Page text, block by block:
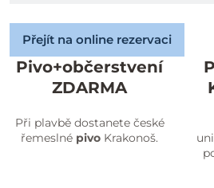
Přejít na online rezervaci
Pivo+občerstvení
ZDARMA
Při plavbě dostanete české
řemeslné pivo Krakonoš.